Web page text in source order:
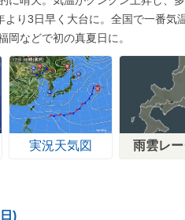
より3日早く大台に。全国で一番
岡などで初の真夏日に。
実況天気図 雨雲レ
)